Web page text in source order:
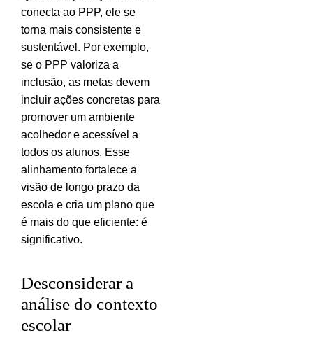
conecta ao PPP, ele se
torna mais consistente e
sustentável. Por exemplo,
se o PPP valoriza a
inclusão, as metas devem
incluir ações concretas para
promover um ambiente
acolhedor e acessível a
todos os alunos. Esse
alinhamento fortalece a
visão de longo prazo da
escola e cria um plano que
é mais do que eficiente: é
significativo.
Desconsiderar a
análise do contexto
escolar